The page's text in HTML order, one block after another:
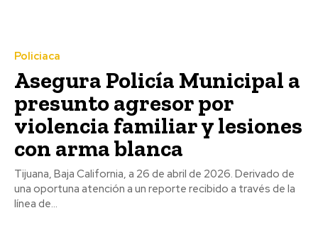
Policiaca
Asegura Policía Municipal a
presunto agresor por
violencia familiar y lesiones
con arma blanca
Tijuana, Baja California, a 26 de abril de 2026. Derivado de
una oportuna atención a un reporte recibido a través de la
línea de...